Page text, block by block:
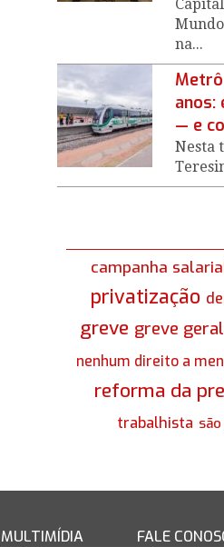
na...
anos:
— e
Nesta
campanha
privatização
greve greve geral
nenhum direito a
reforma da
trabalhista
MULTIMÍDIA FALE